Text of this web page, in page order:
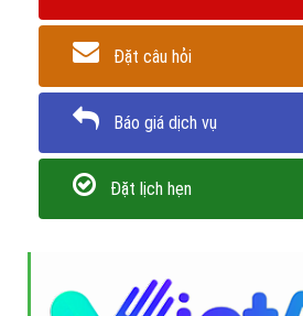
Đặt câu hỏi
Báo giá dịch vụ
Đặt lịch hẹn